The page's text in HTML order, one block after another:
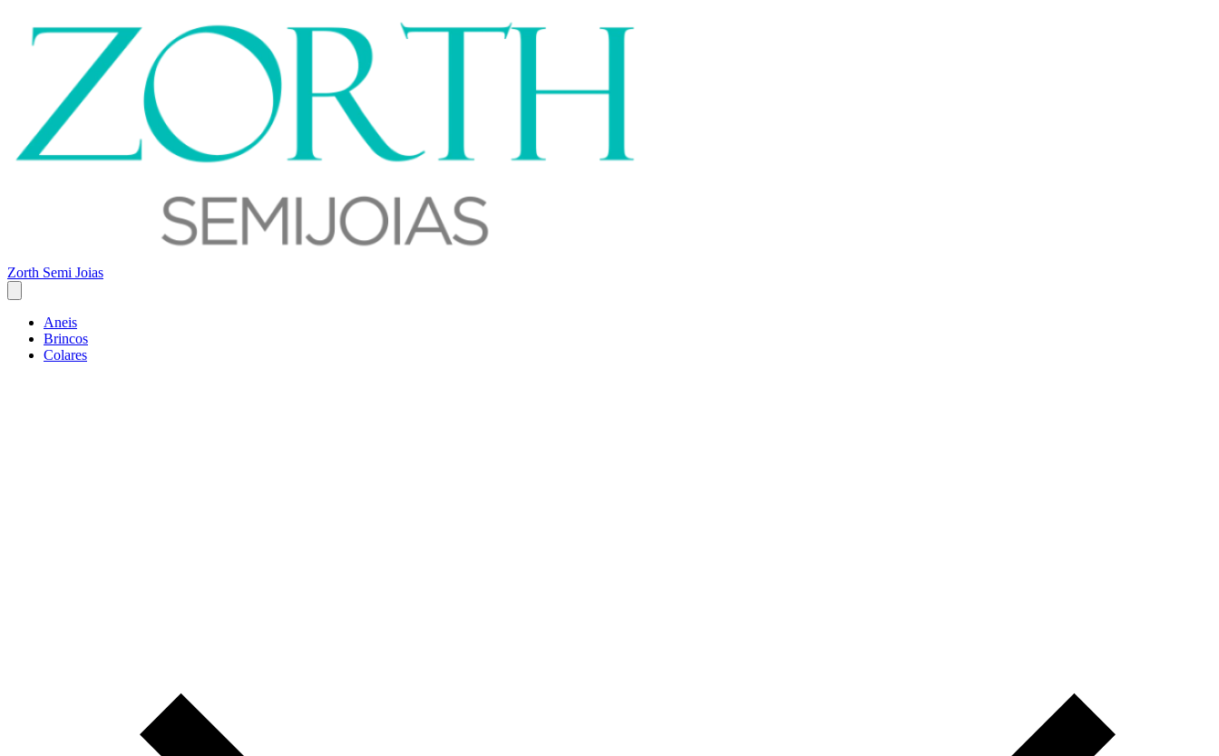
Zorth Semi Joias
Aneis
Brincos
Colares